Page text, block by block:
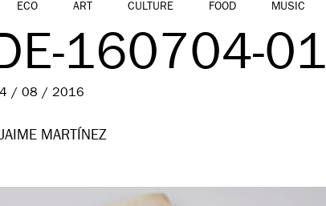
ECO ART CULTURE FOOD MUSIC
160704-01
/ 08 / 2016
MARTÍNEZ